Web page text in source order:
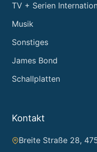
TV + Serien
Musik
Sonstiges
James Bond
Schallplatten
Kontakt
Breite Straße 28,